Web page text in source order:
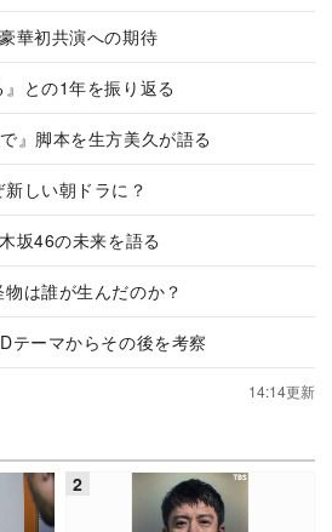
華初共演への期待
との1年を振り返る
』脚本を生方美久が語る
新しい朝ドラに？
坂46の未来を語る
物は誰が生んだのか？
テーマからその後を考察
14:14更新